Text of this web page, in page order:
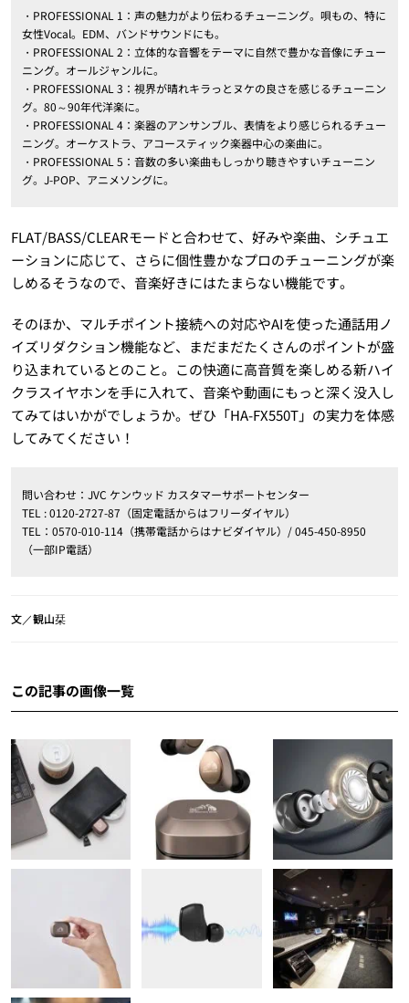
・PROFESSIONAL 1：声の魅力がより伝わるチューニング。唄もの、特に
女性Vocal。EDM、バンドサウンドにも。
・PROFESSIONAL 2：立体的な音響をテーマに自然で豊かな音像にチュー
ニング。オールジャンルに。
・PROFESSIONAL 3：視界が晴れキラっとヌケの良さを感じるチューニン
グ。80～90年代洋楽に。
・PROFESSIONAL 4：楽器のアンサンブル、表情をより感じられるチュー
ニング。オーケストラ、アコースティック楽器中心の楽曲に。
・PROFESSIONAL 5：音数の多い楽曲もしっかり聴きやすいチューニン
グ。J-POP、アニメソングに。
FLAT/BASS/CLEARモードと合わせて、好みや楽曲、シチュエ
ーションに応じて、さらに個性豊かなプロのチューニングが楽
しめるそうなので、音楽好きにはたまらない機能です。
そのほか、マルチポイント接続への対応やAIを使った通話用ノ
イズリダクション機能など、まだまだたくさんのポイントが盛
り込まれているとのこと。この快適に高音質を楽しめる新ハイ
クラスイヤホンを手に入れて、音楽や動画にもっと深く没入し
てみてはいかがでしょうか。ぜひ「HA-FX550T」の実力を体感
してみてください！
問い合わせ：JVC ケンウッド カスタマーサポートセンター
TEL : 0120-2727-87（固定電話からはフリーダイヤル）
TEL：0570-010-114（携帯電話からはナビダイヤル）/ 045-450-8950
（一部IP電話）
文／観山栞
この記事の画像一覧